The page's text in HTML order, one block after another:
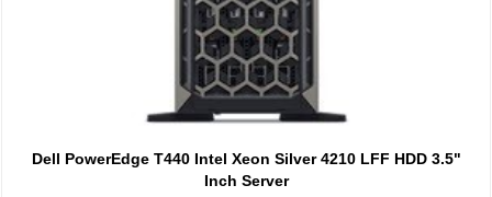
Dell PowerEdge T440 Intel Xeon Silver 4210 LFF HDD 3.5"
Inch Server